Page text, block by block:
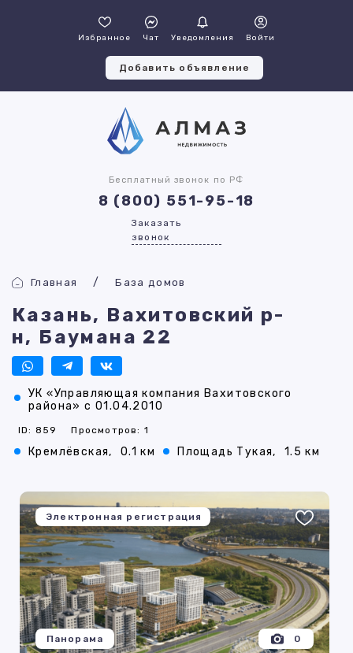
Избранное Чат Уведомления Войти
Добавить объявление
Бесплатный звонок по РФ
8 (800) 551-95-18
Заказать
звонок
Главная База домов
Казань, Вахитовский р-
н, Баумана 22
УК «Управляющая компания Вахитовского
района» с 01.04.2010
ID: 859 Просмотров: 1
Кремлёвская, 0.1 км Площадь Тукая, 1.5 км
Электронная регистрация
0
Панорама